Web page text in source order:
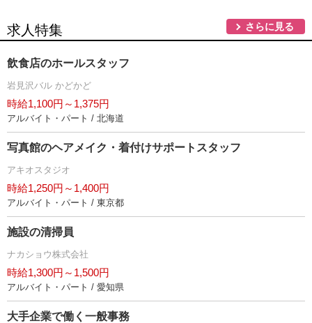
求人特集 さらに見る
飲食店のホールスタッフ
見沢バル かどかど
時給1,100円～1,375円
アルバイト・パート / 北海道
写真館のヘアメイク・着付けサポートスタッフ
アキオスタジオ
時給1,250円～1,400円
アルバイト・パート / 東京都
施設の清掃員
ナカショウ株式会社
時給1,300円～1,500円
アルバイト・パート / 愛知県
大手企業で働く一般事務